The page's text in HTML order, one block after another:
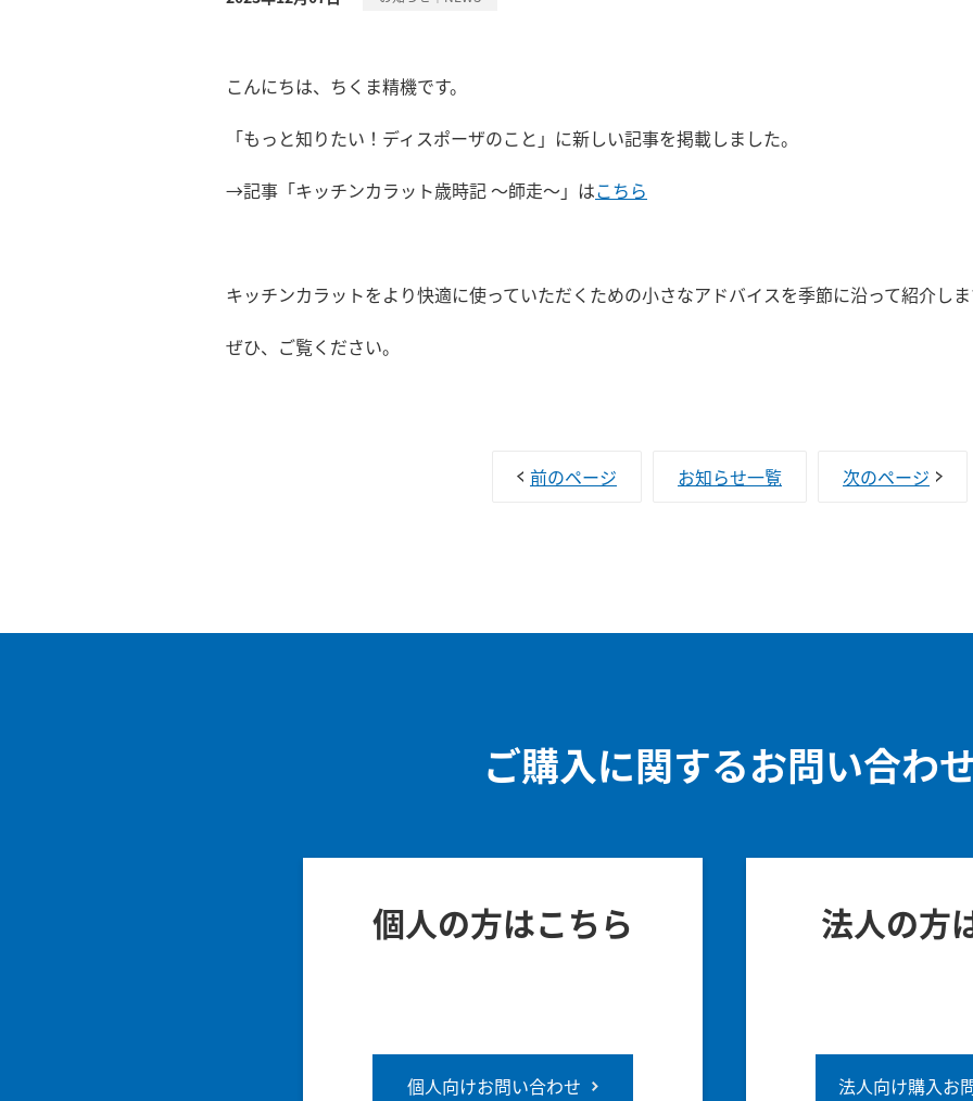
こんにちは、ちくま精機です。
「もっと知りたい！ディスポーザのこと」に新しい記事を掲載しました。
→記事「キッチンカラット歳時記 ～師走～」はこちら
キッチンカラットをより快適に使っていただくための小さなアドバイスを季節に沿って紹介し
ぜひ、ご覧ください。
前のページ お知らせ一覧 次のページ
ご購入に関するお問い合わ
個人の方はこちら
個人向けお問い合わせ
法人の方
法人向け購入お